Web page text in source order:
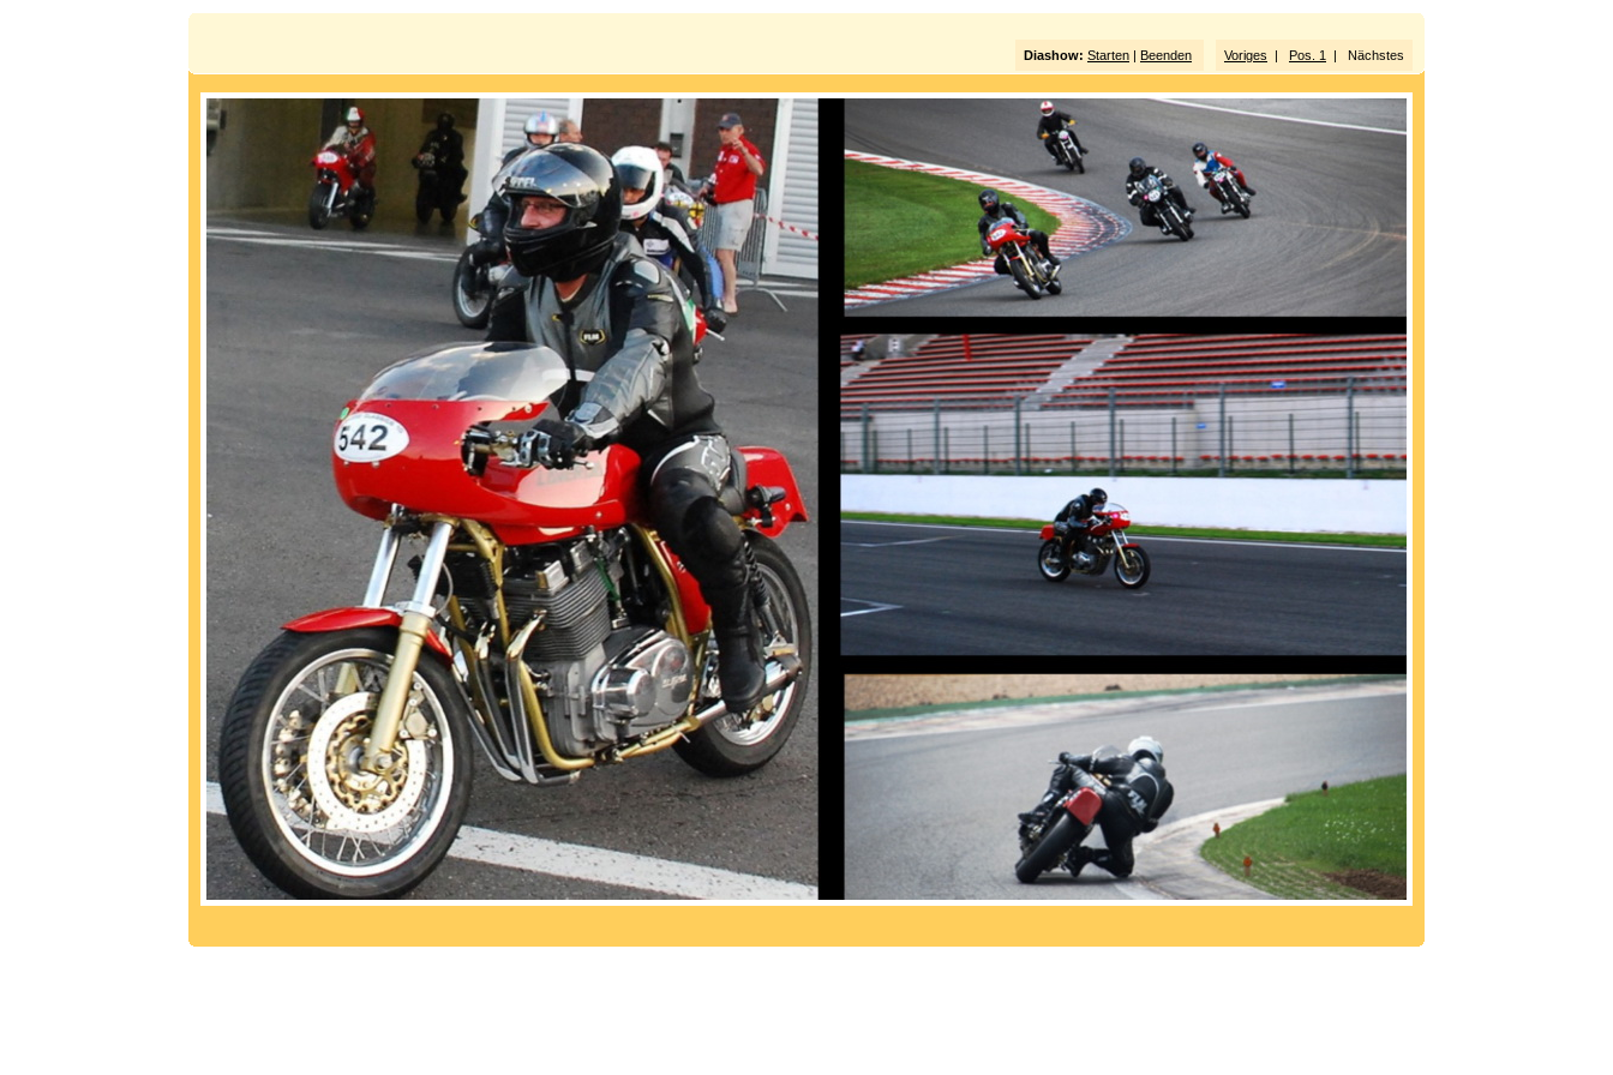
Diashow: Starten | Beenden Voriges | Pos. 1 | Nächstes